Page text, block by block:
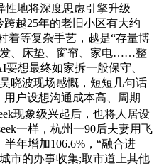
性地将深度思虑引擎升级
越25年的老旧小区有大约
着等复杂手艺，越是“存量博
发、床垫、窗帘、家电……整
想最终如家拆一般保守、
晓波现场感慨，短短几句话
户设想沟通成本高、周期
现象级兴起后，也将人居设
一样，杭州一90后夫妻用飞
年增加106.6%，“融合进
市的办事收集;取市道上其他